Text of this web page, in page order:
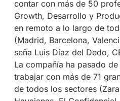
contar con más de 50
Growth, Desarrollo y
en remoto a lo largo de
(Madrid, Barcelona,
seña Luis Díaz del Dedo,
La compañía ha pasado
trabajar con más de 71
de todos los sectores